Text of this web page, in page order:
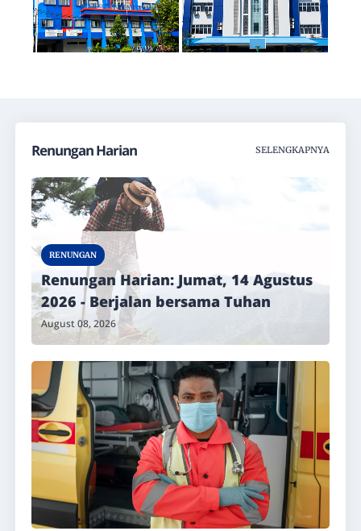
Renungan Harian SELENGKAPNYA
RENUNGAN
Renungan Harian: Jumat, 14 Agustus
2026 - Berjalan bersama Tuhan
August 08, 2026